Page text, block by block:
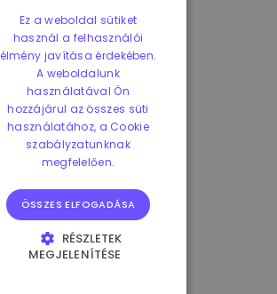
Ez a weboldal sütiket
használ a felhasználói
élmény javítása érdekében.
A weboldalunk
használatával Ön
hozzájárul az összes süti
használatához, a Cookie
szabályzatunknak
megfelelően.
ÖSSZES ELFOGADÁSA
RÉSZLETEK
MEGJELENÍTÉSE